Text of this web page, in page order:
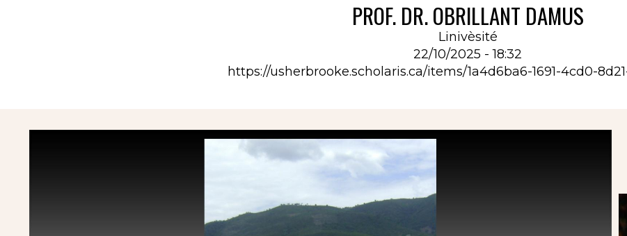
PROF. DR. OBRILLANT DAMUS
Linivèsité
22/10/2025 - 18:32
https://usherbrooke.scholaris.ca/items/1a4d6ba6-1691-4cd0-8d21-